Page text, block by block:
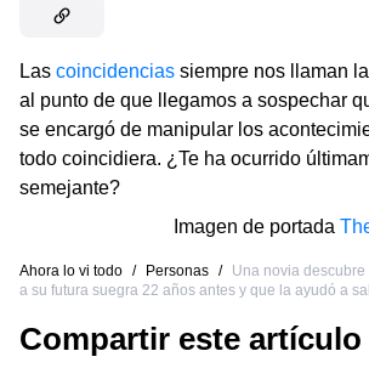
Las coincidencias siempre nos llaman
al punto de que llegamos a sospechar
se encargó de manipular los
todo coincidiera. ¿Te ha ocurrido
semejante?
Imagen de portada
Ahora lo vi todo / Personas /
Una novia
a su futura suegra 22 años antes y que la ayudó a
Compartir este artículo